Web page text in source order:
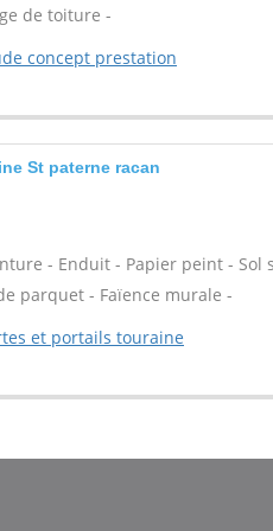
de toiture -
concept prestation
St paterne racan
- Enduit - Papier peint - Sol
parquet - Faïence murale -
et portails touraine